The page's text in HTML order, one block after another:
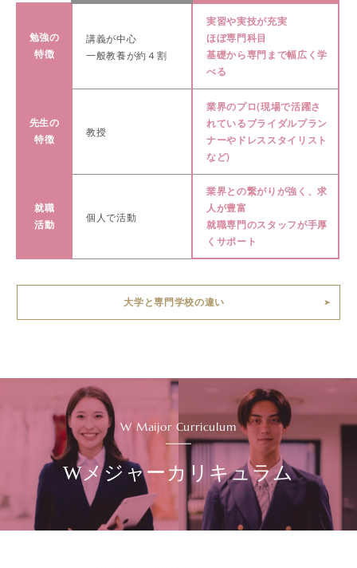
勉強の
特徴
講義が中心
一般教養が約４割
実習や実技が充実
ほぼ専門科目
基礎から専門まで幅広く学
べる
先生の
特徴
教授
業界のプロ(現場で活躍さ
れているブライダルプラン
ナーやドレススタイリスト
など)
就職
活動
個人で活動
業界との繋がりが強く、求
人が豊富
就職専門のスタッフが手厚
くサポート
大学と専門学校の違い
W Maijor Curriculum
Wメジャーカリキュラム